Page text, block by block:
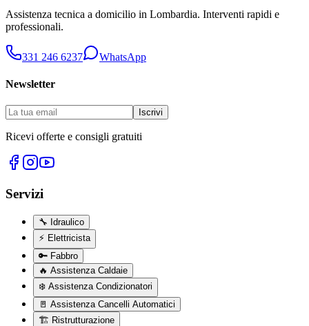
Assistenza tecnica a domicilio in Lombardia. Interventi rapidi e
professionali.
331 246 6237 WhatsApp
Newsletter
Iscrivi
Ricevi offerte e consigli gratuiti
Servizi
🔧 Idraulico
⚡ Elettricista
🔑 Fabbro
🔥 Assistenza Caldaie
❄️ Assistenza Condizionatori
🚪 Assistenza Cancelli Automatici
🏗️ Ristrutturazione